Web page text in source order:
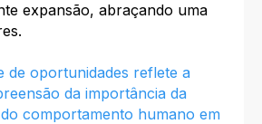
expansão, abraçando uma
de oportunidades reflete a
da importância da
comportamento humano em